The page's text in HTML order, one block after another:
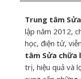
Trung tâm
lập năm 2012,
học, điện tử,
tâm Sửa chữa
trị, hiệu quả và